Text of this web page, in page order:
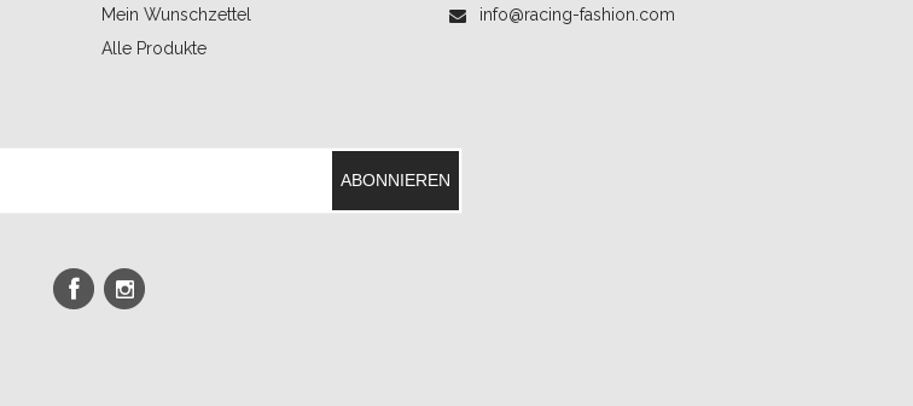
Mein Wunschzettel
Alle Produkte
info@racing-fashion.com
ABONNIEREN